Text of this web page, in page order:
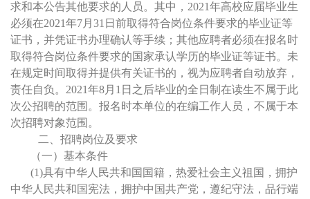
求和本公告其他要求的人员。其中， 2021年高校应届毕业生
必须在2021年7月 31 日前取得符合岗位条件要求的毕业证等
证书，并凭证书办理确认等手续；其他应聘者必须在报名时
取得符合岗位条件要求的国家承认学历的毕业证等证书。未
在规定时间取得并提供有关证书的，视为应聘者自动放弃，
责任自负。 2021年8月 1 日之后毕业的全日制在读生不属于此
次公招聘的范围。报名时本单位的在编工作人员，不属于本
次招聘对象范围。
二、招聘岗位及要求
（一）基本条件
(1)具有中华人民共和国国籍，热爱社会主义祖国，拥护
中华人民共和国宪法，拥护中国共产党，遵纪守法，品行端